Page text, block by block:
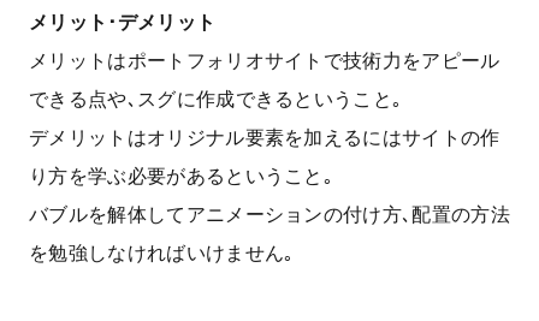
メリット･デメリット
メリットはポートフォリオサイトで技術力をアピール
できる点や､スグに作成できるということ｡
デメリットはオリジナル要素を加えるにはサイトの作
り方を学ぶ必要があるということ｡
バブルを解体してアニメーションの付け方､配置の方法
を勉強しなければいけません｡